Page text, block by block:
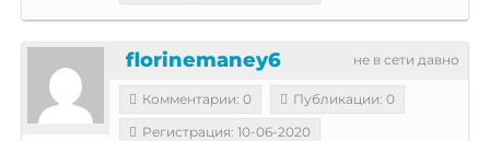
не в сети давно
florinemaney6
Комментарии: 0
Публикации: 0
Регистрация: 10-06-2020